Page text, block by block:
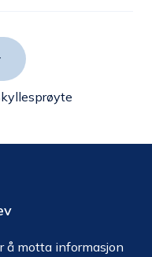
å motta informasjon